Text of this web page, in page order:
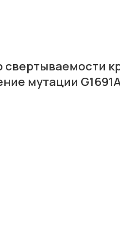
свертываемости
мутации